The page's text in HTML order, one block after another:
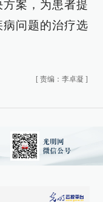
案，为患者提
问题的治疗选
[ 责编：李卓凝 ]